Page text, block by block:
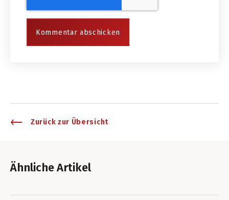
Zurück zur Übersicht
Ähnliche Artikel